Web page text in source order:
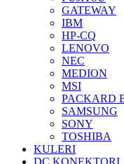
GATEWAY
IBM
HP-CQ
LENOVO
NEC
MEDION
MSI
PACKARD
SAMSUNG
SONY
TOSHIBA
KULERI
DC KONEKTORI